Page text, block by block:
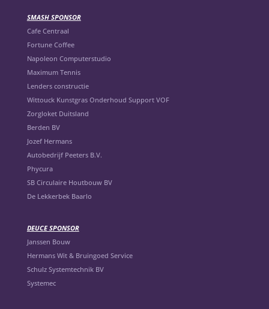
SMASH SPONSOR
Cafe Centraal
Fortune Coffee
Napoleon Computerstudio
Maximum Tennis
Lenders constructie
Wittouck Kunstgras Onderhoud Support VOF
Zorgloket Duitsland
Berden BV
Jozef Hermans
Autobedrijf Peeters B.V.
Phycura
SB Circulaire Houtbouw BV
De Lekkerbek Baarlo
DEUCE SPONSOR
Janssen Bouw
Hermans Wit & Bruingoed Service
Schulz Systemtechnik BV
Systemec